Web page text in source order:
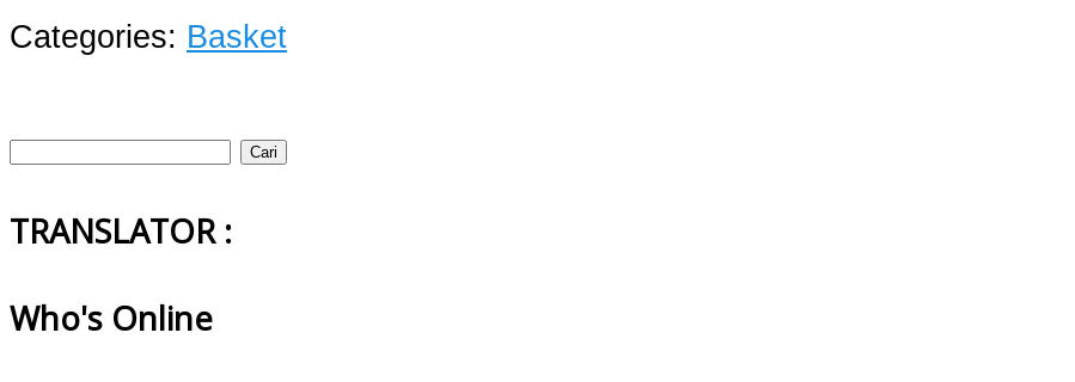
Categories: Basket
Cari
TRANSLATOR :
Who's Online